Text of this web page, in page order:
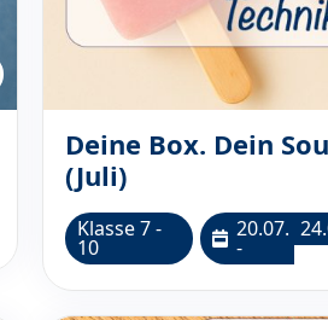
Deine Box. Dein
(Juli)
Klasse 7 -
10
20.07.
-